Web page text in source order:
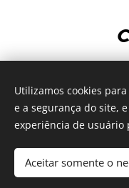
Av. Gov. Ivo
Fone/Fax 48
Utilizamos cookies
e a segurança do site,
experiência de usuário
Aceitar somente o